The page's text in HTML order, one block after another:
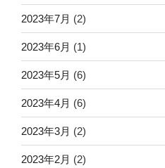
2023年7月 (2)
2023年6月 (1)
2023年5月 (6)
2023年4月 (6)
2023年3月 (2)
2023年2月 (2)